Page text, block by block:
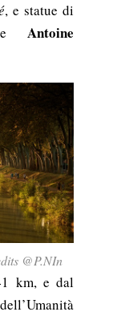
, e statue di
Antoine
@P.NIn
km, e dal